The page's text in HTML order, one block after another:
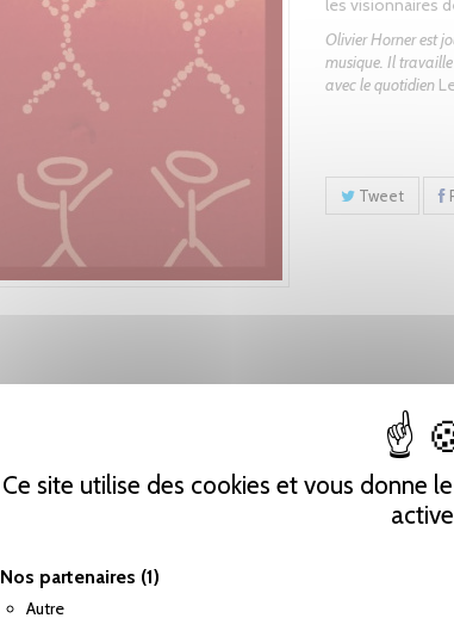
Ce site utilise des cookies et vous donne
Nos partenaires (1)
Autre
les visionnaires
Olivier Horner est
musique. Il
avec le quotidien
Tweet